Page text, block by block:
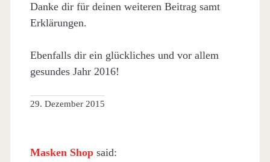
Danke dir für deinen weiteren Beitrag samt
Erklärungen.
Ebenfalls dir ein glückliches und vor allem
gesundes Jahr 2016!
29. Dezember 2015
Masken Shop said: